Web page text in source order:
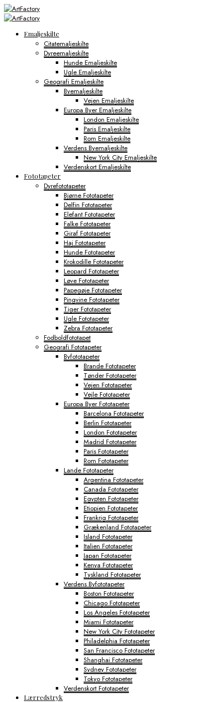
Emaljeskilte
Citatemaljeskilte
Dyreemaljeskilte
Hunde Emaljeskilte
Ugle Emaljeskilte
Geografi Emaljeskilte
Byemaljeskilte
Vejen Emaljeskilte
Europa Byer Emaljeskilte
London Emaljeskilte
Paris Emaljeskilte
Rom Emaljeskilte
Verdens Byemaljeskilte
New York City Emaljeskilte
Verdenskort Emaljeskilte
Fototapeter
Dyrefototapeter
Bjørne Fototapeter
Delfin Fototapeter
Elefant Fototapeter
Falke Fototapeter
Giraf Fototapeter
Haj Fototapeter
Hunde Fototapeter
Krokodille Fototapeter
Leopard Fototapeter
Løve Fototapeter
Papegøje Fototapeter
Pingvine Fototapeter
Tiger Fototapeter
Ugle Fototapeter
Zebra Fototapeter
Fodboldfototapet
Geografi Fototapeter
Byfototapeter
Brande Fototapeter
Tønder Fototapeter
Vejen Fototapeter
Vejle Fototapeter
Europa Byer Fototapeter
Barcelona Fototapeter
Berlin Fototapeter
London Fototapeter
Madrid Fototapeter
Paris Fototapeter
Rom Fototapeter
Lande Fototapeter
Argentina Fototapeter
Canada Fototapeter
Egypten Fototapeter
Etiopien Fototapeter
Frankrig Fototapeter
Grækenland Fototapeter
Island Fototapeter
Italien Fototapeter
Japan Fototapeter
Kenya Fototapeter
Tyskland Fototapeter
Verdens Byfototapeter
Boston Fototapeter
Chicago Fototapeter
Los Angeles Fototapeter
Miami Fototapeter
New York City Fototapeter
Philadelphia Fototapeter
San Francisco Fototapeter
Shanghai Fototapeter
Sydney Fototapeter
Tokyo Fototapeter
Verdenskort Fototapeter
Lærredstryk